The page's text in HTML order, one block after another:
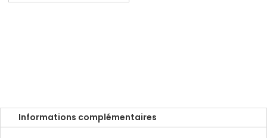
N°
11/100Informations complémentaires